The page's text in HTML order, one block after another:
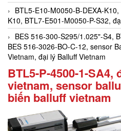
BTL5-E10-M0050-B-DEXA-
K10, BTL7-E501-M0050-P-S32,
BES 516-300-S295/1.025"-S4,
BES 516-3026-BO-C-12, sensor
Vietnam, đại lý Balluff Vietnam
BTL5-P-4500-1-SA4,
vietnam, sensor
biến balluff vietnam